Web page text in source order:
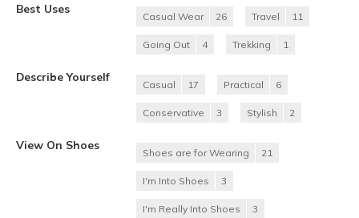
Best Uses
Casual Wear 26 Travel 11
Going Out 4 Trekking 1
Describe Yourself
Casual 17 Practical 6
Conservative 3 Stylish 2
View On Shoes
Shoes are for Wearing 21
I'm Into Shoes 3
I'm Really Into Shoes 3